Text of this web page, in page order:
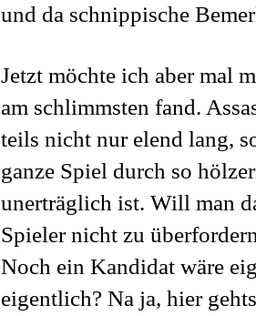
und da schnippische
Jetzt möchte ich aber mal
am schlimmsten fand.
teils nicht nur elend lang,
ganze Spiel durch so
unerträglich ist. Will man
Spieler nicht zu
Noch ein Kandidat wäre
eigentlich? Na ja, hier